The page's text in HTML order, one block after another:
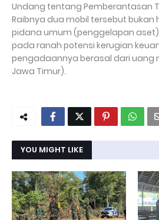
Undang tentang Pemberantasan
Raibnya dua mobil tersebut bukan
pidana umum (penggelapan
pada ranah potensi kerugian
pengadaannya berasal dari uang
Jawa Timur).
YOU MIGHT LIKE